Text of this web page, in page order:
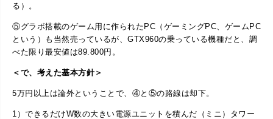
る）。
⑤グラボ搭載のゲーム用に作られたPC（ゲーミングPC、ゲームPC
という）も当然売っているが、GTX960の乗っている機種だと、調
べた限り最安値は89.800円。
＜で、考えた基本方針＞
5万円以上は論外ということで、④と⑤の路線は却下。
1）できるだけW数の大きい電源ユニットを積んだ（ミニ）タワー